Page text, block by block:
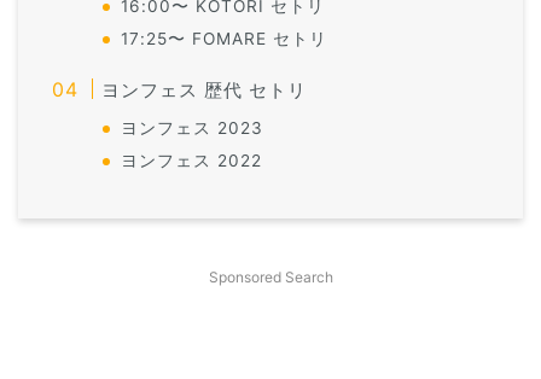
16:00〜 KOTORI セトリ
17:25〜 FOMARE セトリ
ヨンフェス 歴代 セトリ
ヨンフェス 2023
ヨンフェス 2022
Sponsored Search